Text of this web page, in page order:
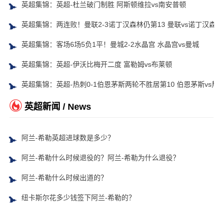
英超集锦：英超-杜兰破门制胜 阿斯顿维拉vs南安普顿
英超集锦：两连败！曼联2-3诺丁汉森林仍第13 曼联vs诺丁汉森林
英超集锦：客场6场5负1平！曼城2-2水晶宫 水晶宫vs曼城
英超集锦：英超-伊沃比梅开二度 富勒姆vs布莱顿
英超集锦：英超-热刺0-1伯恩茅斯两轮不胜居第10 伯恩茅斯vs热
英超新闻 / News
阿兰-希勒英超进球数是多少？
阿兰-希勒什么时候退役的？阿兰-希勒为什么退役？
阿兰-希勒什么时候出道的？
纽卡斯尔花多少钱签下阿兰-希勒的？